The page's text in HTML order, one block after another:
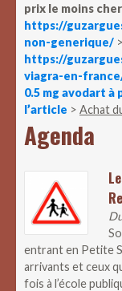
prix le moins
https://
non-generique/ >
https://
viagra-en-
0.5 mg avodart à
l’article > Achat
Agenda
entrant en Petite
arrivants et ceux
fois à l’école